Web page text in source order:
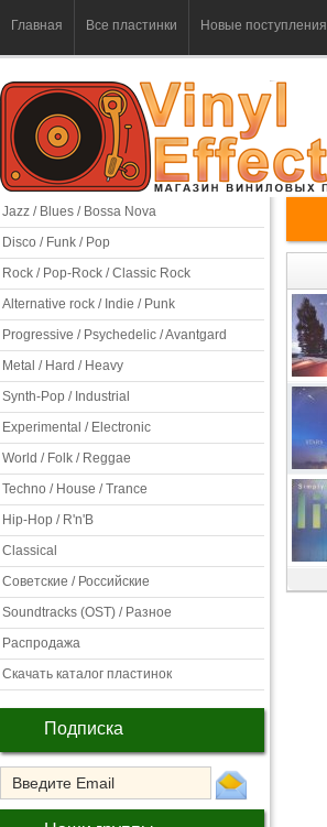
Главная Все пластинки Новые поступления
Jazz / Blues / Bossa Nova
Disco / Funk / Pop
Rock / Pop-Rock / Classic Rock
Alternative rock / Indie / Punk
Progressive / Psychedelic / Avantgard
Metal / Hard / Heavy
Synth-Pop / Industrial
Experimental / Electronic
World / Folk / Reggae
Techno / House / Trance
Hip-Hop / R'n'B
Classical
Советские / Российские
Soundtracks (OST) / Разное
Распродажа
Скачать каталог пластинок
Подписка